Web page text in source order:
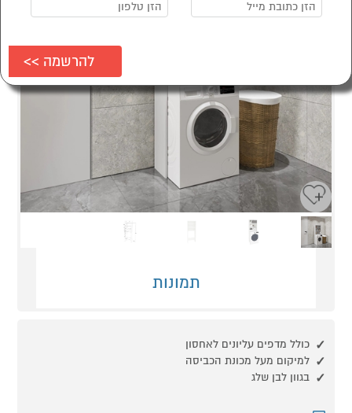
תמונות
כולל מדפים עליונים לאחסון
למיקום מעל מכונת הכביסה
בגוון לבן שלג